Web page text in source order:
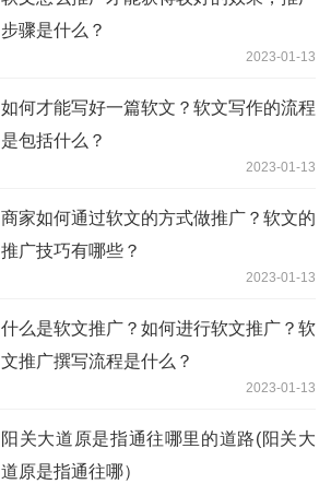
步骤是什么？
2023-01-13
如何才能写好一篇软文？软文写作的流程
是包括什么？
2023-01-13
商家如何通过软文的方式做推广？软文的
推广技巧有哪些？
2023-01-13
什么是软文推广？如何进行软文推广？软
文推广撰写流程是什么？
2023-01-13
阳关大道原是指通往哪里的道路(阳关大
道原是指通往哪）